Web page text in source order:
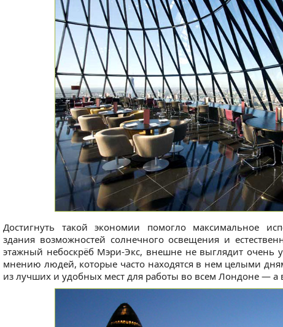
Достигнуть такой экономии помогло максимальное
здания возможностей солнечного освещения и
этажный небоскрёб Мэри-Экс, внешне не выглядит очень
мнению людей, которые часто находятся в нем целыми
из лучших и удобных мест для работы во всем Лондоне — а